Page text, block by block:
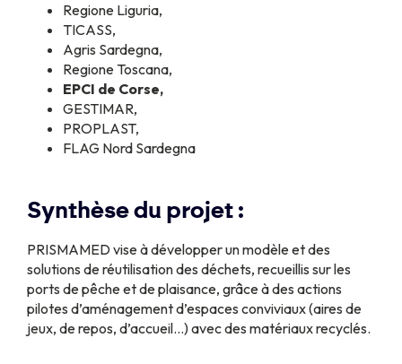
Regione Liguria,
TICASS,
Agris Sardegna,
Regione Toscana,
EPCI de Corse,
GESTIMAR,
PROPLAST,
FLAG Nord Sardegna
Synthèse du projet :
PRISMAMED vise à développer un modèle et des
solutions de réutilisation des déchets, recueillis sur les
ports de pêche et de plaisance, grâce à des actions
pilotes d’aménagement d’espaces conviviaux (aires de
jeux, de repos, d’accueil…) avec des matériaux recyclés.